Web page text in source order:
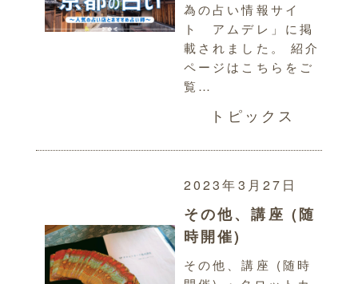
為の占い情報サイ
ト アムデレ」に掲
載されました。 紹介
ページはこちらをご
覧…
トピックス
2023年3月27日
その他、講座 (随
時開催)
その他、講座 (随時